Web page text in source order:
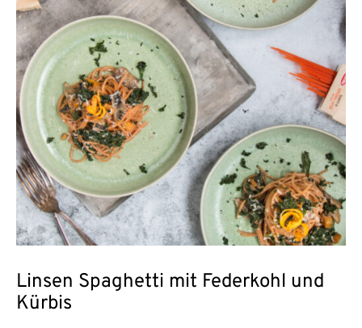
Linsen Spaghetti mit Federkohl und
Kürbis